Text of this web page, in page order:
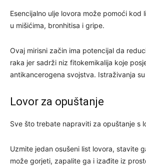
Esencijalno ulje lovora može pomoći kod
u mišićima, bronhitisa i gripe.
Ovaj mirisni začin ima potencijal da
raka jer sadrži niz fitokemikalija koje
antikancerogena svojstva. Istraživanja
Lovor za opuštanje
Sve što trebate napraviti za opuštanje s
Uzmite jedan osušeni list lovora, stavite
može gorjeti, zapalite ga i izađite iz